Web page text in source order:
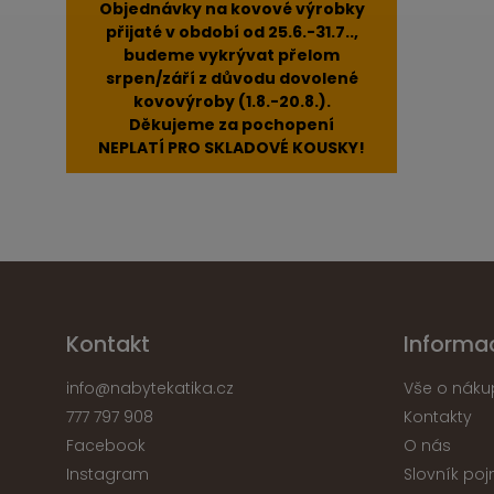
Objednávky na kovové výrobky
přijaté v období od 25.6.-31.7..,
budeme vykrývat přelom
srpen/září z důvodu dovolené
kovovýroby (1.8.-20.8.).
Děkujeme za pochopení
NEPLATÍ PRO SKLADOVÉ KOUSKY!
Kontakt
info@nabytekatika.cz
777 797 908
Facebook
Instagram
Vše o
Kontakty
O nás
Slovník